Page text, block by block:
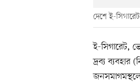
দেশে ই-
ই-সিগারেট,
দ্রব্য ব্যবহার